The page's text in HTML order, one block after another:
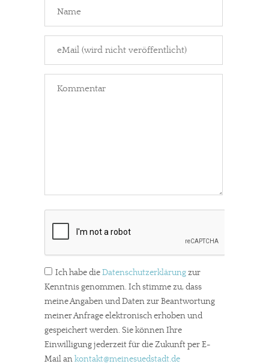
Ich habe dieDatenschutzerklärungzur
Kenntnis genommen. Ich stimme zu, dass
meine Angaben und Daten zur Beantwortung
meiner Anfrage elektronisch erhoben und
gespeichert werden. Sie können Ihre
Einwilligung jederzeit für die Zukunft per E-
Mail ankontakt@meinesuedstadt.de